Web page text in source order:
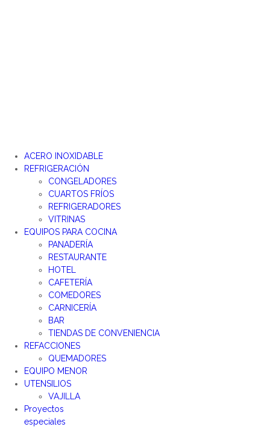
ACERO INOXIDABLE
REFRIGERACIÓN
CONGELADORES
CUARTOS FRÍOS
REFRIGERADORES
VITRINAS
EQUIPOS PARA COCINA
PANADERÍA
RESTAURANTE
HOTEL
CAFETERÍA
COMEDORES
CARNICERÍA
BAR
TIENDAS DE CONVENIENCIA
REFACCIONES
QUEMADORES
EQUIPO MENOR
UTENSILIOS
VAJILLA
Proyectos
especiales